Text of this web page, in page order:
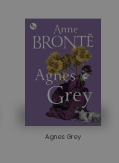
Agnes Grey